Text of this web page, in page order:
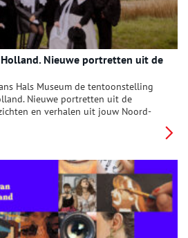
Nieuwe portretten uit de
Hals Museum de tentoonstelling
Nieuwe portretten uit de
en verhalen uit jouw Noord-